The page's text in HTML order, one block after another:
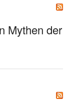
Mythen der